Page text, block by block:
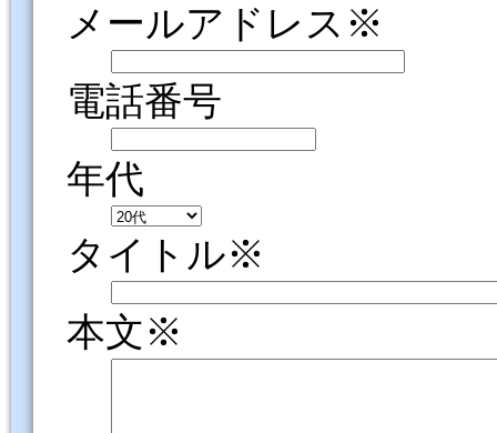
メールアドレス※
電話番号
年代
タイトル※
本文※